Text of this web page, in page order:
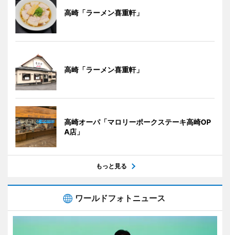
高崎「ラーメン喜重軒」
高崎「ラーメン喜重軒」
高崎オーパ「マロリーポークステーキ高崎OP
A店」
もっと見る
ワールドフォトニュース